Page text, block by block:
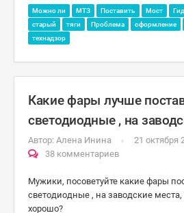
Можно ли МТЗ Поставить Мост
старый
тяги Проблема оформление
технадзор
Какие фары лучше
светодиодные , на
Автор: Алена Инина
21 октября
38 комментариев
Мужики, посоветуйте какие фары
светодиодные , на заводские места,
хорошо?